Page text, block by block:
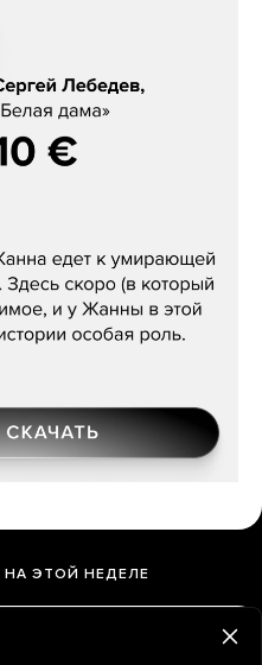
«Белая дама»
ЭТОЙ НЕДЕЛЕ